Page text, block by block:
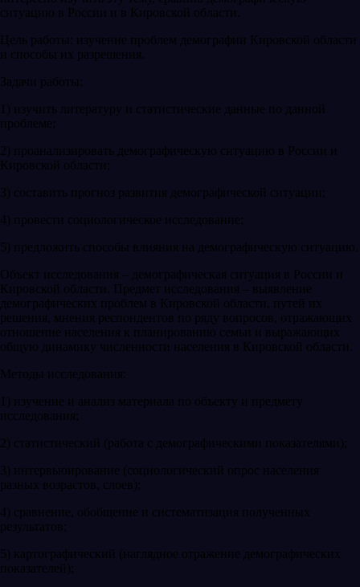
ситуацию в России и в Кировской области.
Цель работы: изучение проблем демографии Кировской области
и способы их разрешения.
Задачи работы:
1) изучить литературу и статистические данные по данной
проблеме;
2) проанализировать демографическую ситуацию в России и
Кировской области;
3) составить прогноз развития демографической ситуации;
4) провести социологическое исследование;
5) предложить способы влияния на демографическую ситуацию.
Объект исследования – демографическая ситуация в России и
Кировской области. Предмет исследования – выявление
демографических проблем в Кировской области, путей их
решения, мнения респондентов по ряду вопросов, отражающих
отношение населения к планированию семьи и выражающих
общую динамику численности населения в Кировской области.
Методы исследования:
1) изучение и анализ материала по объекту и предмету
исследования;
2) статистический (работа с демографическими показателями);
3) интервьюирование (социологический опрос населения
разных возрастов, слоев);
4) сравнение, обобщение и систематизация полученных
результатов;
5) картографический (наглядное отражение демографических
показателей);